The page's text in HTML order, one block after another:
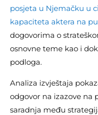
posjeta u Njemačku u
kapaciteta aktera na
dogovorima o
osnovne teme kao i
podloga.
Analiza izvještaja
odgovor na izazove na
saradnja među